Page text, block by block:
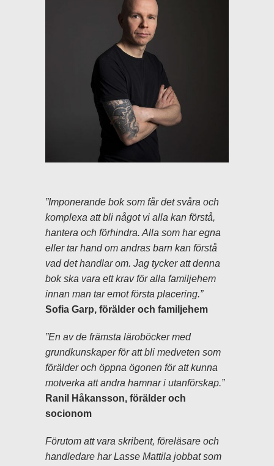
”Imponerande bok som får det svåra och
komplexa att bli något vi alla kan förstå,
hantera och förhindra. Alla som har egna
eller tar hand om andras barn kan förstå
vad det handlar om. Jag tycker att denna
bok ska vara ett krav för alla familjehem
innan man tar emot första placering.”
Sofia Garp, förälder och familjehem
”En av de främsta läroböcker med
grundkunskaper för att bli medveten som
förälder och öppna ögonen för att kunna
motverka att andra hamnar i utanförskap.”
Ranil Håkansson, förälder och
socionom
Förutom att vara skribent, föreläsare och
handledare har Lasse Mattila jobbat som